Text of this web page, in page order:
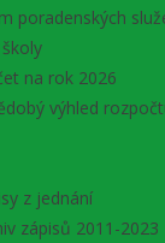
poradenských
na rok 2026
výhled
z jednání
zápisů 2011-2023